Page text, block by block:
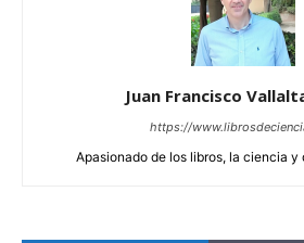
Juan Francisco
https://
Apasionado de los libros, la ciencia y